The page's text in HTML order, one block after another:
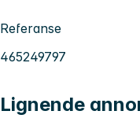
Referanse
465249797
Lignende